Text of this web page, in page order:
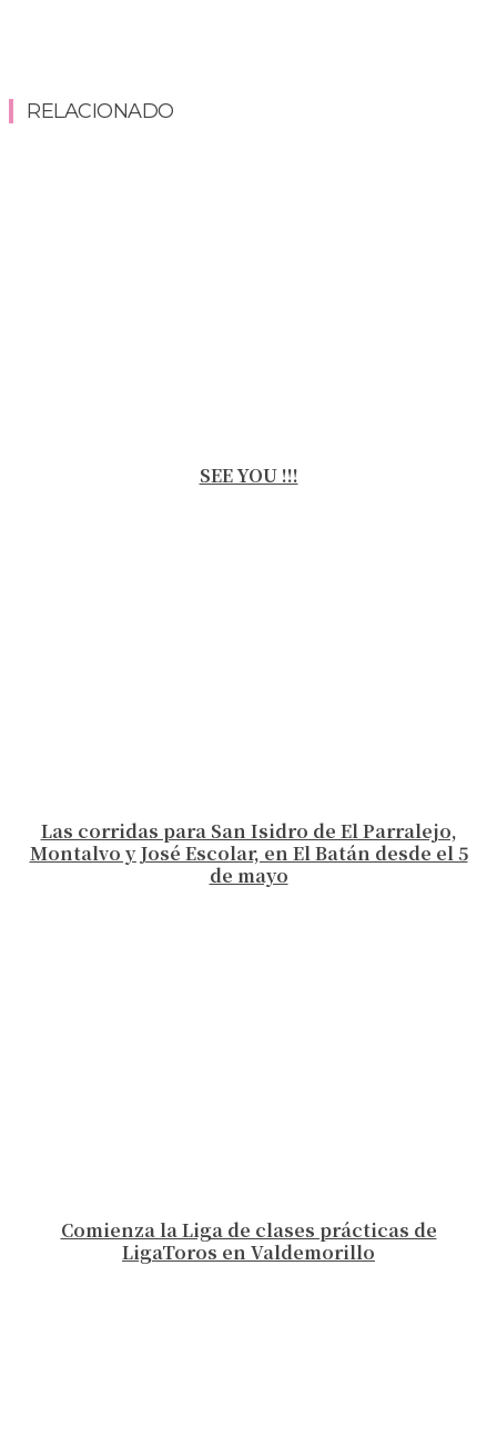
RELACIONADO
SEE YOU !!!
Las corridas para San Isidro de El Parralejo,
Montalvo y José Escolar, en El Batán desde el 5
de mayo
Comienza la Liga de clases prácticas de
LigaToros en Valdemorillo